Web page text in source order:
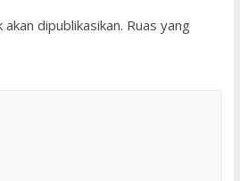
dipublikasikan. Ruas yang